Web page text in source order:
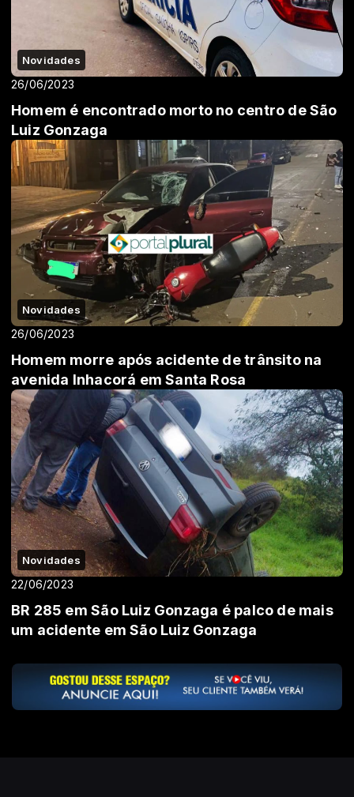
Novidades
26/06/2023
Homem é encontrado morto no centro de São
Luiz Gonzaga
Novidades
26/06/2023
Homem morre após acidente de trânsito na
avenida Inhacorá em Santa Rosa
Novidades
22/06/2023
BR 285 em São Luiz Gonzaga é palco de mais
um acidente em São Luiz Gonzaga